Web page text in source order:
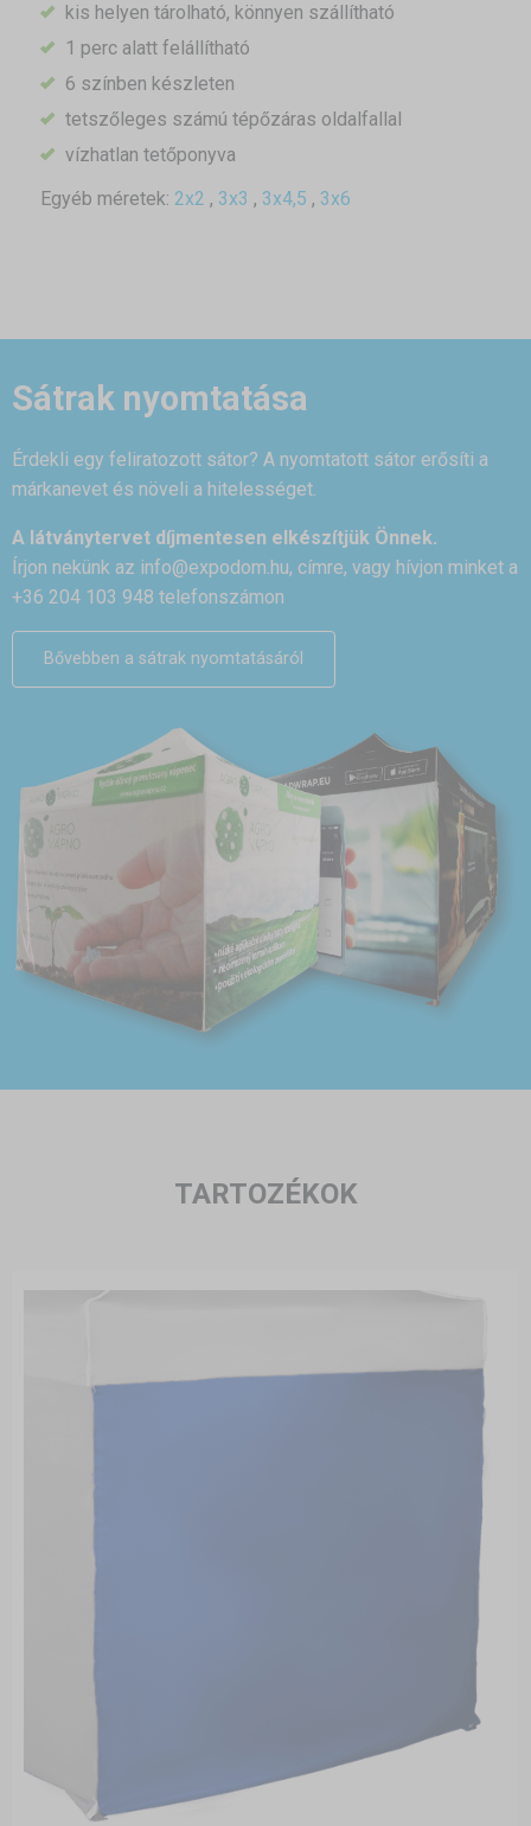
kis helyen tárolható, könnyen szállítható
1 perc alatt felállítható
6 színben készleten
tetszőleges számú tépőzáras oldalfallal
vízhatlan tetőponyva
Egyéb méretek: 2x2 , 3x3 , 3x4,5 , 3x6
Sátrak nyomtatása
Érdekli egy feliratozott sátor? A nyomtatott sátor erősíti a
márkanevet és növeli a hitelességet.
A látványtervet díjmentesen elkészítjük Önnek.
Írjon nekünk az info@expodom.hu, címre, vagy hívjon minket a
+36 204 103 948 telefonszámon
Bővebben a sátrak nyomtatásáról
TARTOZÉKOK